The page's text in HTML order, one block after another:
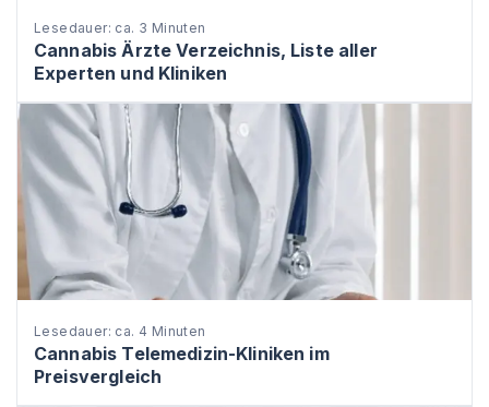
Lesedauer: ca. 3 Minuten
Cannabis Ärzte Verzeichnis, Liste aller
Experten und Kliniken
Lesedauer: ca. 4 Minuten
Cannabis Telemedizin-Kliniken im
Preisvergleich